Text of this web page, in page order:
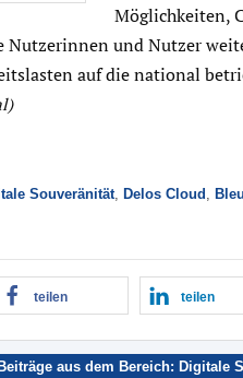
Möglichkeiten,
Nutzerinnen und Nutzer
auf die national
Souveränität Delos Cloud Bleu
teilen teilen
aus dem Bereich: Digitale